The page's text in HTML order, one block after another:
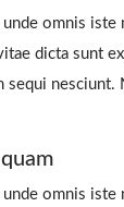
omnis
dicta sunt
sequi nesciunt.
omnis